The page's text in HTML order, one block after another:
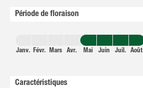
Période de floraison
Janv. Févr. Mars Avr. Mai Juin Juil. Août
Caractéristiques